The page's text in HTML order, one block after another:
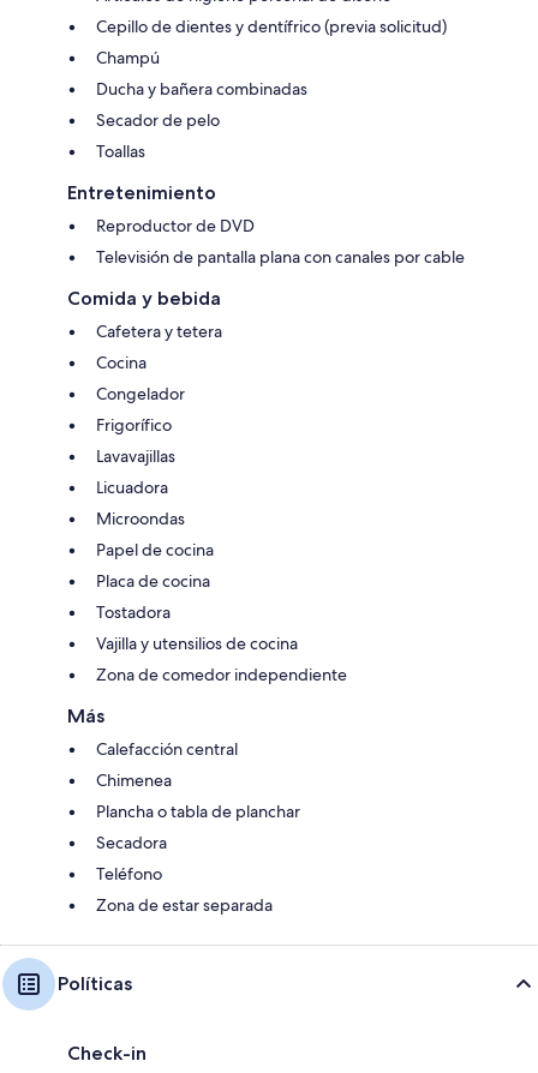
Cepillo de dientes y dentífrico (previa solicitud)
Champú
Ducha y bañera combinadas
Secador de pelo
Toallas
Entretenimiento
Reproductor de DVD
Televisión de pantalla plana con canales por cable
Comida y bebida
Cafetera y tetera
Cocina
Congelador
Frigorífico
Lavavajillas
Licuadora
Microondas
Papel de cocina
Placa de cocina
Tostadora
Vajilla y utensilios de cocina
Zona de comedor independiente
Más
Calefacción central
Chimenea
Plancha o tabla de planchar
Secadora
Teléfono
Zona de estar separada
Políticas
Check-in